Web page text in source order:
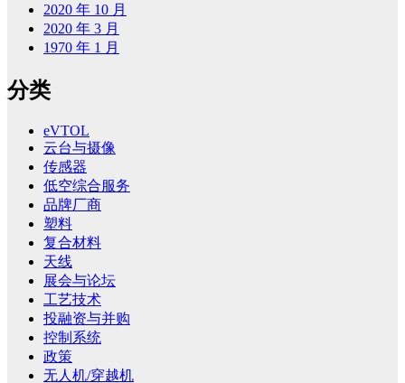
2020 年 10 月
2020 年 3 月
1970 年 1 月
分类
eVTOL
云台与摄像
传感器
低空综合服务
品牌厂商
塑料
复合材料
天线
展会与论坛
工艺技术
投融资与并购
控制系统
政策
无人机/穿越机